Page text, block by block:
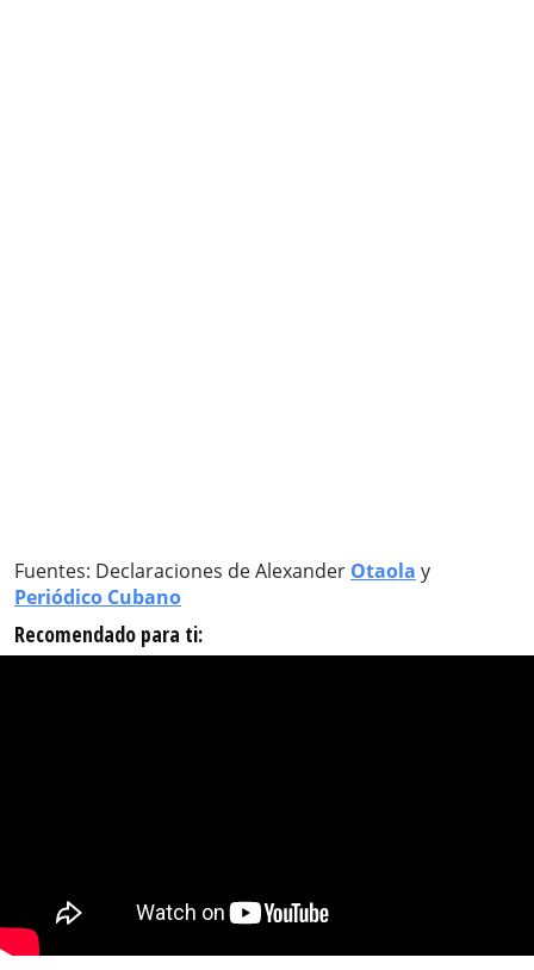
Fuentes: Declaraciones de Alexander Otaola y
Periódico Cubano
Recomendado para ti: